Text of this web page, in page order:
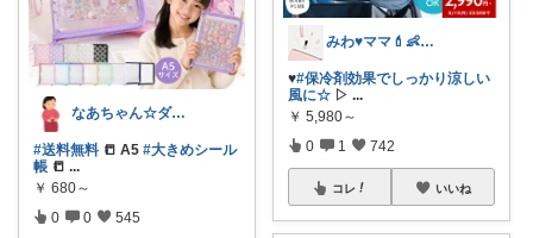
なあちゃん☆ダイヤモンド会員💎
#送料無料 📒 A5 #大きめシール
帳 📒 ...
￥ 680～
0 0 545
みわ♥️ママ💄👶夏かわいい
♥️#保冷剤効果でしっかり涼しい
風に☆ ▷ ...
￥ 5,980～
0 1 742
コレ いいね